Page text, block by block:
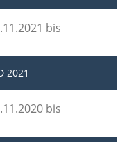
bis
2021
bis